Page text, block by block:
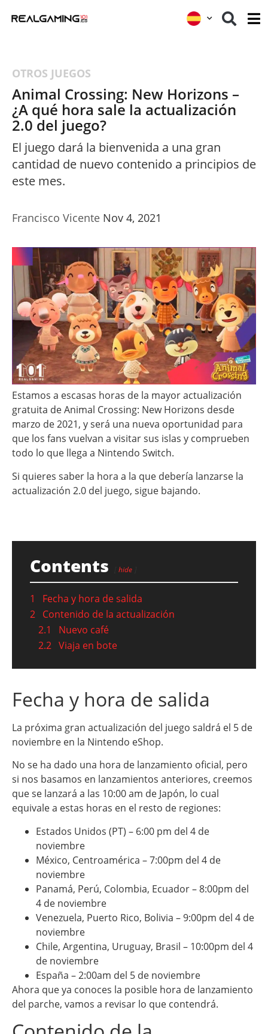
OTROS JUEGOS
Animal Crossing: New Horizons –
¿A qué hora sale la actualización
2.0 del juego?
El juego dará la bienvenida a una gran
cantidad de nuevo contenido a principios de
este mes.
Francisco Vicente Nov 4, 2021
Estamos a escasas horas de la mayor actualización
gratuita de Animal Crossing: New Horizons desde
marzo de 2021, y será una nueva oportunidad para
que los fans vuelvan a visitar sus islas y comprueben
todo lo que llega a Nintendo Switch.
Si quieres saber la hora a la que debería lanzarse la
actualización 2.0 del juego, sigue bajando.
Contents hide
1
Fecha y hora de salida
2 Contenido de la actualización
2.1
Nuevo café
2.2 Viaja en bote
Fecha y hora de salida
La próxima gran actualización del juego saldrá el 5 de
noviembre en la Nintendo eShop.
No se ha dado una hora de lanzamiento oficial, pero
si nos basamos en lanzamientos anteriores, creemos
que se lanzará a las 10:00 am de Japón, lo cual
equivale a estas horas en el resto de regiones:
Estados Unidos (PT) – 6:00 pm del 4 de
noviembre
México, Centroamérica – 7:00pm del 4 de
noviembre
Panamá, Perú, Colombia, Ecuador – 8:00pm del
4 de noviembre
Venezuela, Puerto Rico, Bolivia – 9:00pm del 4 de
noviembre
Chile, Argentina, Uruguay, Brasil – 10:00pm del 4
de noviembre
España – 2:00am del 5 de noviembre
Ahora que ya conoces la posible hora de lanzamiento
del parche, vamos a revisar lo que contendrá.